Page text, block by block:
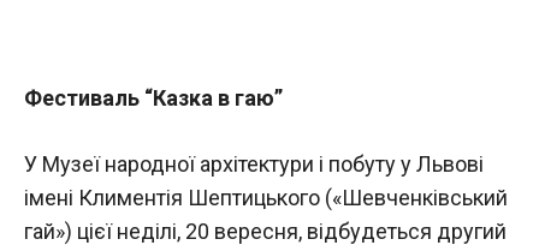
Фестиваль “Казка в гаю”
У Музеї народної архітектури і побуту у Львові
імені Климентія Шептицького («Шевченківський
гай») цієї неділі, 20 вересня, відбудеться другий